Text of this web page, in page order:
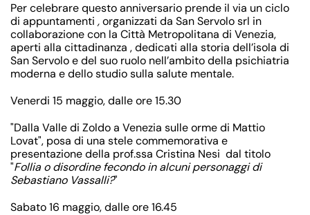
Per celebrare questo anniversario prende il via un ciclo
di appuntamenti ,organizzati da San Servolo srl in
collaborazione con la Città Metropolitana di Venezia,
aperti alla cittadinanza , dedicati alla storia dell’isola di
San Servolo e del suo ruolo nell’ambito della psichiatria
moderna e dello studio sulla salute mentale.
Venerdi 15 maggio, dalle ore 15.30
"Dalla Valle di Zoldo a Venezia sulle orme di Mattio
Lovat", posa di una stele commemorativa e
presentazione della prof.ssa Cristina Nesi dal titolo
"Follia o disordine fecondo in alcuni personaggi di
Sebastiano Vassalli?"
Sabato 16 maggio, dalle ore 16.45